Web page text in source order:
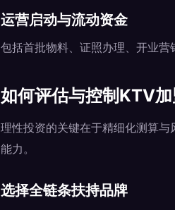
运营启动与流动资金
包括首批物料、证照办理、开业营
如何评估与控制KTV加
理性投资的关键在于精细化测算
能力。
选择全链条扶持品牌